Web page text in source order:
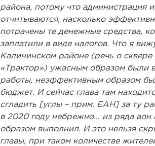
района, потому что администрация и
отчитываются, насколько
потрачены те денежные средства,
заплатили в виде налогов. Что я
Калининском районе (речь о сквере
«Трактор») ужасным образом были
работы, неэффективным образом
бюджет. И сейчас глава там
сгладить [углы – прим. ЕАН] за ту
в 2020 году небрежно… из ряда
образом выполнил. И это нельзя
главы, при таком количестве